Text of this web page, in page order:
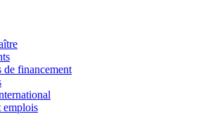
de financement
emplois